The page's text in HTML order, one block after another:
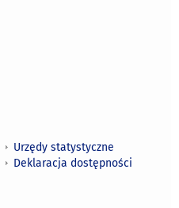
Urzędy statystyczne
Deklaracja dostępności